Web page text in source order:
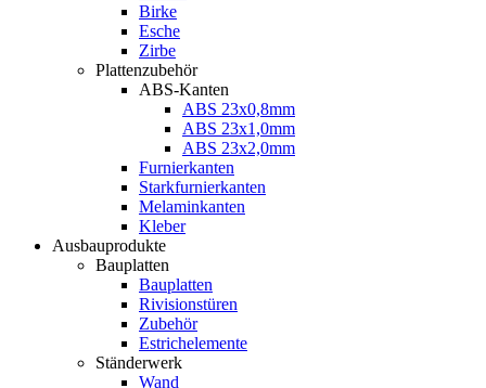
Birke
Esche
Zirbe
Plattenzubehör
ABS-Kanten
ABS 23x0,8mm
ABS 23x1,0mm
ABS 23x2,0mm
Furnierkanten
Starkfurnierkanten
Melaminkanten
Kleber
Ausbauprodukte
Bauplatten
Bauplatten
Rivisionstüren
Zubehör
Estrichelemente
Ständerwerk
Wand